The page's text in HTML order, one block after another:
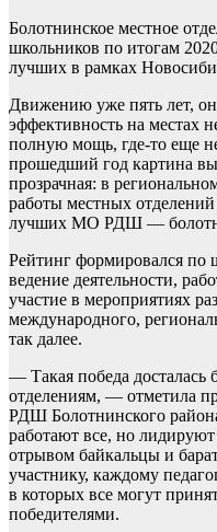
Болотнинское местное
школьников по итогам
лучших в рамках
Движению уже пять лет,
эффективность на местах
полную мощь, где-то еще
прошедший год картина
прозрачная: в
работы местных
лучших МО РДШ —
Рейтинг формировался по
ведение деятельности,
участие в мероприятиях
международного,
так далее.
— Такая победа
отделениям, — отметила
РДШ Болотнинского
работают все, но
отрывом байкальцы и
участнику, каждому
в которых все могут
победителями.